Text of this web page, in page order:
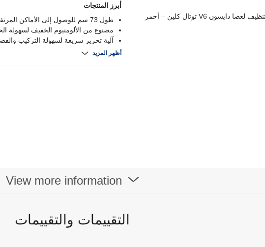
أبرز المنتجات
طول 73 سم للوصول إلى الأماكن المرتفعة أو الصعبة
مصنوع من الألومنيوم الخفيف لسهولة
آلية تحرير سريعة لسهولة التركيب
أظهر المزيد
View more information
التقييمات والتقييمات